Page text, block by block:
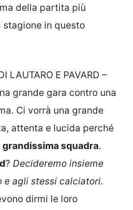
della partita più
in questo
LAUTARO E PAVARD –
grande gara contro una
Ci vorrà una grande
attenta e lucida perché
squadra.
? Decideremo insieme
e agli stessi calciatori.
dirmi le loro